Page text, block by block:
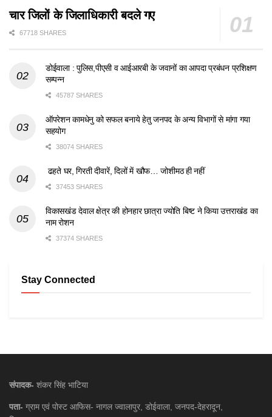
चार जिलों के जिलाधिकारी बदले गए
67718 SHARES
डोईवाला : पुलिस,पीएसी व आईआरबी के जवानों का आपदा प्रबंधन प्रशिक्षण
सम्पन्न
45787 SHARES
ऑपरेशन कामधेनु को सफल बनाये हेतु जनपद के अन्य विभागों से मांगा गया
सहयोग
38074 SHARES
ढहते घर, गिरती दीवारें, दिलों में खौफ… जोशीमठ ही नहीं
37453 SHARES
विकासखंड देवाल क्षेत्र की होनहार छात्रा ज्योति बिष्ट ने किया उत्तराखंड का
नाम रोशन
37374 SHARES
Stay Connected
संपादक- शंकर सिंह भाटिया
पता- ग्राम एवं पोस्ट आफिस- नागल ज्वालापुर, डोईवाला, जनपद-देहरादून,